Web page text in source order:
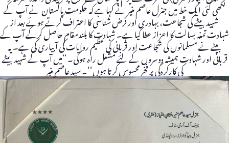
لکھی گئی ایک خط میں جنرل عاصم منیر نے کہاہے کہ حکومت پاکستان نے آپ کے
شہید بیٹے کی شجاعت، بہادری اور فرض شناسی کا اعتراف کرتے ہوئے بعد از
شہادت تمغہ بسالت کا اعزاز عطا کیا ہے۔ شہادت کا بلندمقام حاصل کرکے آپ کے
بیٹے نے مسلمانوں کی شجاعت اور قربانی کی عظیم روایات کی آبیاری کی ہے۔ یہ
قربانی اور شہادت ہمیشہ دوسروں کے لئے مشعل راہ ہوگی۔ ’’میں آپ کے شہید بیٹے
کی کارکردگی پر فخر محسوس کرتا ہوں‘‘۔ سید عاصم منیر